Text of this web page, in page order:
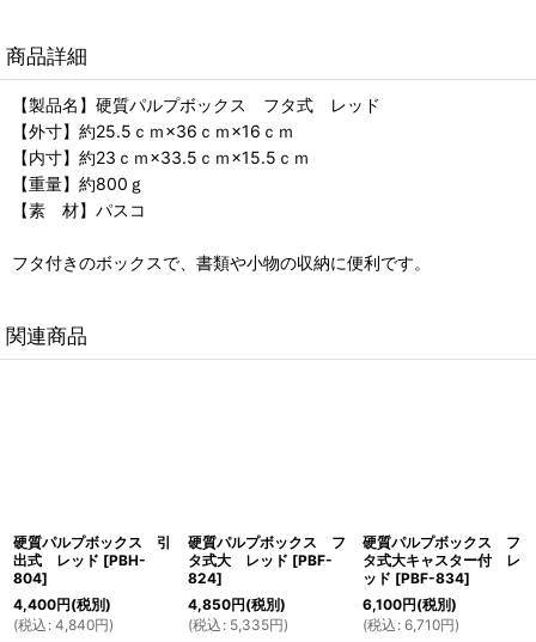
商品詳細
【製品名】硬質パルプボックス フタ式 レッド
【外寸】約25.5ｃｍ×36ｃｍ×16ｃｍ
【内寸】約23ｃｍ×33.5ｃｍ×15.5ｃｍ
【重量】約800ｇ
【素 材】パスコ
フタ付きのボックスで、書類や小物の収納に便利です。
関連商品
硬質パルプボックス 引
出式 レッド [PBH-
804]
4,400円(税別)
(税込 : 4,840円)
硬質パルプボックス フ
タ式大 レッド [PBF-
824]
4,850円(税別)
(税込 : 5,335円)
硬質パルプボックス フ
タ式大キャスター付 レ
ッド [PBF-834]
6,100円(税別)
(税込 : 6,710円)